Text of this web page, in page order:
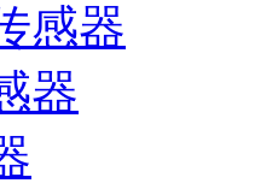
感器
器